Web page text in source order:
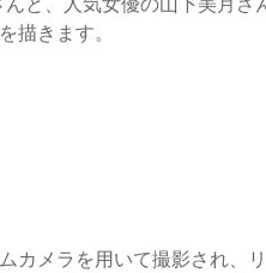
描きます。
カメラを用いて撮影され、